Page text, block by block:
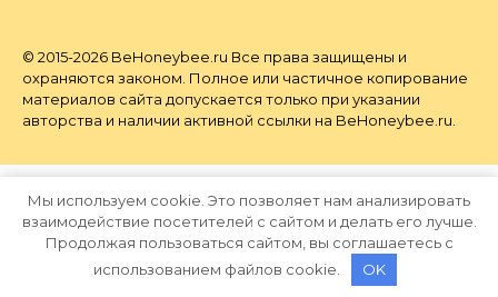
© 2015-2026 BeHoneybee.ru Все права защищены и
охраняются законом. Полное или частичное копирование
материалов сайта допускается только при указании
авторства и наличии активной ссылки на BeHoneybee.ru.
Мы используем cookie. Это позволяет нам анализировать
взаимодействие посетителей с сайтом и делать его лучше.
Продолжая пользоваться сайтом, вы соглашаетесь с
использованием файлов cookie.
OK